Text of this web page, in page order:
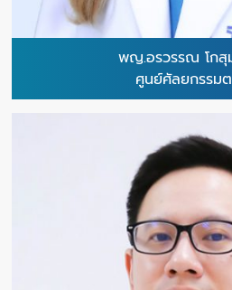
พญ.อรวรรณ โกสุ
ศูนย์ศัลยกรรม